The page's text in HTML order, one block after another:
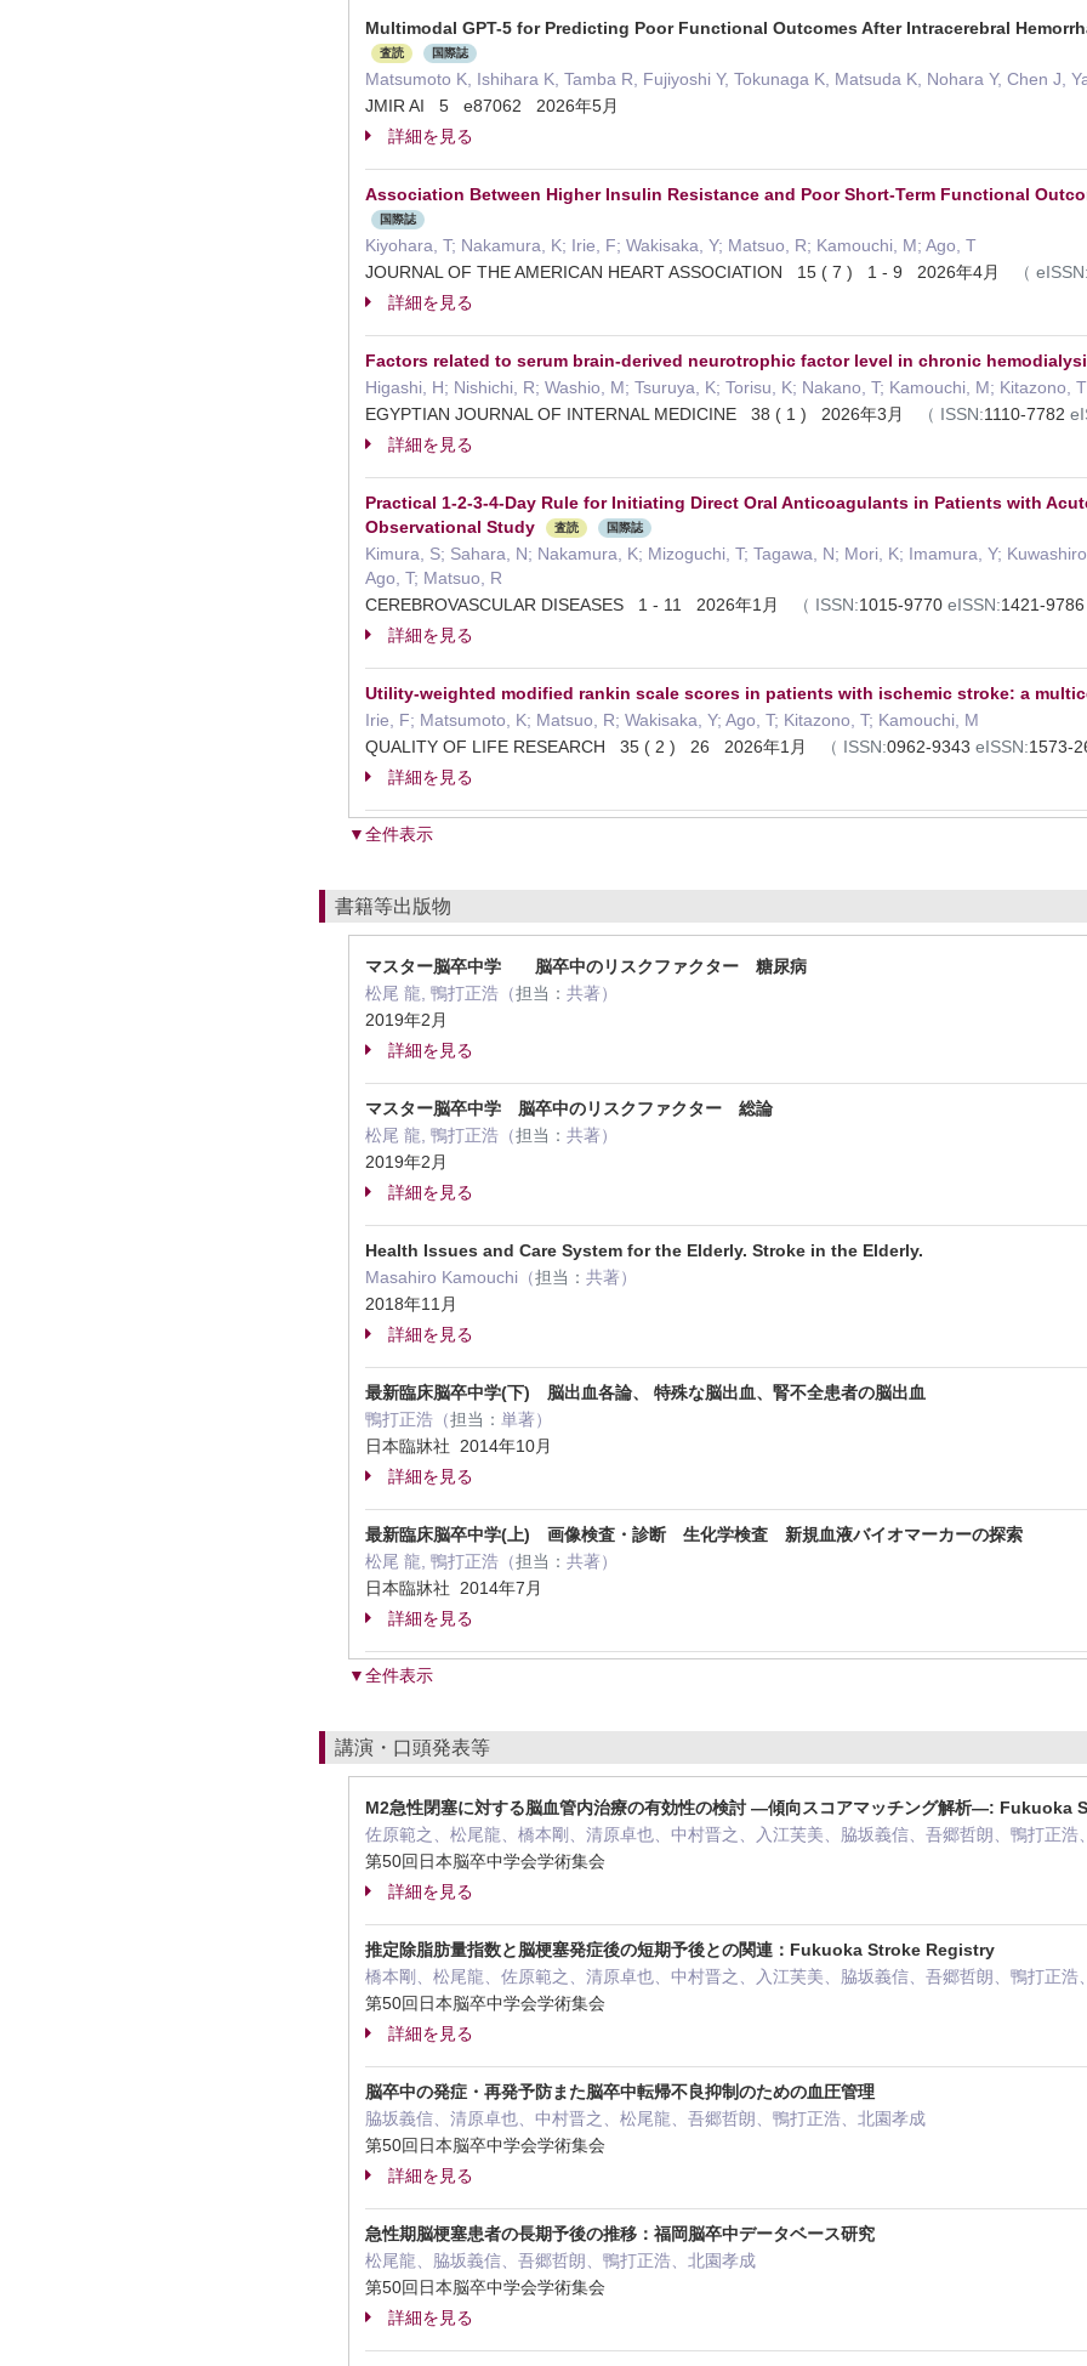
Multimodal GPT-5 for Predicting Poor Functional Outcomes After Intracerebral
査読 国際誌
Matsumoto K, Ishihara K, Tamba R, Fujiyoshi Y, Tokunaga K, Matsuda K, Nohara Y, Chen J,
JMIR AI 5 e87062 2026年5月
詳細を見る
Association Between Higher Insulin Resistance and Poor Short-Term Functional
国際誌
Kiyohara, T; Nakamura, K; Irie, F; Wakisaka, Y; Matsuo, R; Kamouchi, M; Ago, T
JOURNAL OF THE AMERICAN HEART ASSOCIATION 15 ( 7 ) 1 - 9 2026年4月
（ eISSN:
詳細を見る
Factors related to serum brain-derived neurotrophic factor level in chronic
Higashi, H; Nishichi, R; Washio, M; Tsuruya, K; Torisu, K; Nakano, T; Kamouchi, M; Kitazono, T
EGYPTIAN JOURNAL OF INTERNAL MEDICINE 38 ( 1 ) 2026年3月
（ ISSN:1110-7782
詳細を見る
Practical 1-2-3-4-Day Rule for Initiating Direct Oral Anticoagulants in Patients with
Observational Study
査読 国際誌
Kimura, S; Sahara, N; Nakamura, K; Mizoguchi, T; Tagawa, N; Mori, K; Imamura, Y;
Ago, T; Matsuo, R
CEREBROVASCULAR DISEASES 1 - 11 2026年1月
（ ISSN:1015-9770 eISSN:1421-9786
詳細を見る
Utility-weighted modified rankin scale scores in patients with ischemic stroke: a
Irie, F; Matsumoto, K; Matsuo, R; Wakisaka, Y; Ago, T; Kitazono, T; Kamouchi, M
QUALITY OF LIFE RESEARCH 35 ( 2 ) 26 2026年1月
（ ISSN:0962-9343 eISSN:1573-
詳細を見る
▼全件表示
書籍等出版物
マスター脳卒中学 脳卒中のリスクファクター 糖尿病
松尾 龍, 鴨打正浩（担当： 共著）
2019年2月
詳細を見る
マスター脳卒中学 脳卒中のリスクファクター 総論
松尾 龍, 鴨打正浩（担当： 共著）
2019年2月
詳細を見る
Health Issues and Care System for the Elderly. Stroke in the Elderly.
Masahiro Kamouchi（担当： 共著）
2018年11月
詳細を見る
最新臨床脳卒中学(下) 脳出血各論、 特殊な脳出血、腎不全患者の脳出血
鴨打正浩（担当： 単著）
日本臨牀社 2014年10月
詳細を見る
最新臨床脳卒中学(上) 画像検査・診断 生化学検査 新規血液バイオマーカーの探索
松尾 龍, 鴨打正浩（担当： 共著）
日本臨牀社 2014年7月
詳細を見る
▼全件表示
講演・口頭発表等
M2急性閉塞に対する脳血管内治療の有効性の検討 ―傾向スコアマッチング解析―: Fukuoka
佐原範之、松尾龍、橋本剛、清原卓也、中村晋之、入江芙美、脇坂義信、吾郷哲朗、鴨打正浩
第50回日本脳卒中学会学術集会
詳細を見る
推定除脂肪量指数と脳梗塞発症後の短期予後との関連：Fukuoka Stroke Registry
橋本剛、松尾龍、佐原範之、清原卓也、中村晋之、入江芙美、脇坂義信、吾郷哲朗、鴨打正浩
第50回日本脳卒中学会学術集会
詳細を見る
脳卒中の発症・再発予防また脳卒中転帰不良抑制のための血圧管理
脇坂義信、清原卓也、中村晋之、松尾龍、吾郷哲朗、鴨打正浩、北園孝成
第50回日本脳卒中学会学術集会
詳細を見る
急性期脳梗塞患者の長期予後の推移：福岡脳卒中データベース研究
松尾龍、脇坂義信、吾郷哲朗、鴨打正浩、北園孝成
第50回日本脳卒中学会学術集会
詳細を見る